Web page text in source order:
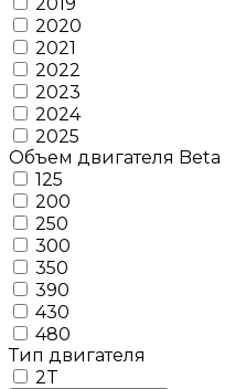
2020
2021
2022
2023
2024
2025
Объем двигателя Beta
125
200
250
300
350
390
430
480
Тип двигателя
2T